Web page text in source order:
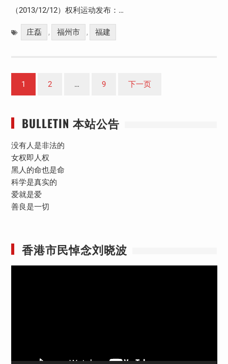
（2013/12/12）权利运动发布：…
庄磊 , 福州市 , 福建
章
页
1 2 … 9 下一页
BULLETIN 本站公告
没有人是非法的
女权即人权
黑人的命也是命
科学是真实的
爱就是爱
善良是一切
香港市民悼念刘晓波